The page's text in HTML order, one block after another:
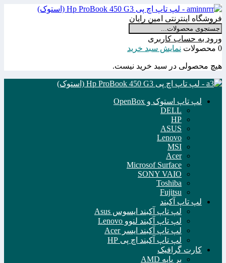
فروشگاه اینترنتی امین رایان
ورود به حساب کاربری
0 محصولات
نمایش سبد خرید
هیچ محصولی در سبد خرید نیست.
لپ تاپ استوک و OpenBox
DELL
HP
ASUS
Lenovo
MSI
Acer
Microsof Surface
SONY VAIO
Toshiba
Fujitsu
لپ تاپ آکبند
لپ تاپ آکبند ایسوس Asus
لپ تاپ آکبند لنوو Lenovo
لپ تاپ آکبند ایسر Acer
لپ تاپ آکبند اچ پی HP
کارت گرافیک
بر پایه AMD